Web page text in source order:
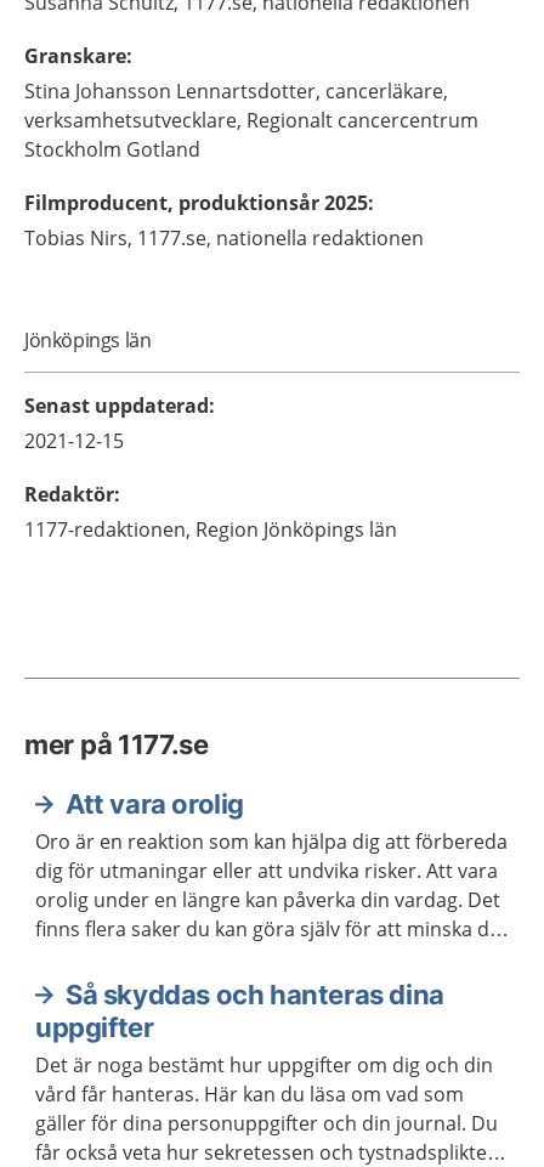
Granskare:
Stina Johansson Lennartsdotter, cancerläkare,
verksamhetsutvecklare, Regionalt cancercentrum
Stockholm Gotland
Filmproducent, produktionsår 2025:
Tobias Nirs, 1177.se, nationella redaktionen
Jönköpings län
Senast uppdaterad:
2021-12-15
Redaktör:
1177-redaktionen, Region Jönköpings län
mer på 1177.se
Att vara orolig
Oro är en reaktion som kan hjälpa dig att förbereda
dig för utmaningar eller att undvika risker. Att vara
orolig under en längre kan påverka din vardag. Det
finns flera saker du kan göra själv för att minska din
Så skyddas och hanteras dina
uppgifter
Det är noga bestämt hur uppgifter om dig och din
vård får hanteras. Här kan du läsa om vad som
gäller för dina personuppgifter och din journal. Du
får också veta hur sekretessen och tystnadsplikten